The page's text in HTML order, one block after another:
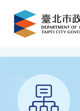
跳到主要內容